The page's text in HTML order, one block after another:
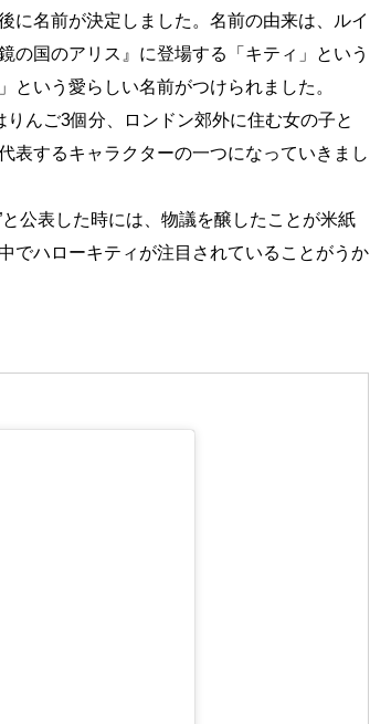
に名前が決定しました。名前の由来は、ルイ
の国のアリス』に登場する「キティ」という
いう愛らしい名前がつけられました。
んご3個分、ロンドン郊外に住む女の子と
表するキャラクターの一つになっていきまし
公表した時には、物議を醸したことが米紙
でハローキティが注目されていることがうか